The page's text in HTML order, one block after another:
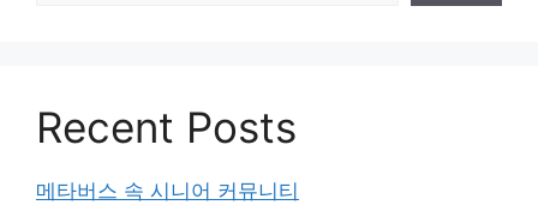
Recent Posts
메타버스 속 시니어 커뮤니티